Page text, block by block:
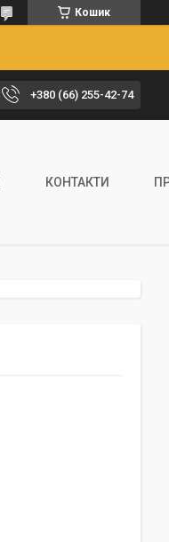
Кошик
+380 (66) 255-42-74
КОНТАКТИ